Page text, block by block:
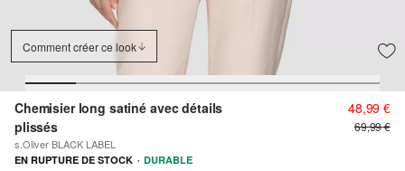
Comment créer ce look
Chemisier long satiné avec détails
plissés
s.Oliver BLACK LABEL
48,99 €
69,99 €
EN RUPTURE DE STOCK · DURABLE